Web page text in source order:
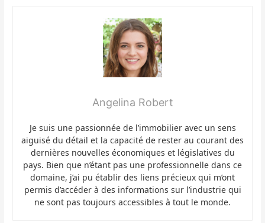
Angelina Robert
Je suis une passionnée de l’immobilier avec un sens
aiguisé du détail et la capacité de rester au courant des
dernières nouvelles économiques et législatives du
pays. Bien que n’étant pas une professionnelle dans ce
domaine, j’ai pu établir des liens précieux qui m’ont
permis d’accéder à des informations sur l’industrie qui
ne sont pas toujours accessibles à tout le monde.